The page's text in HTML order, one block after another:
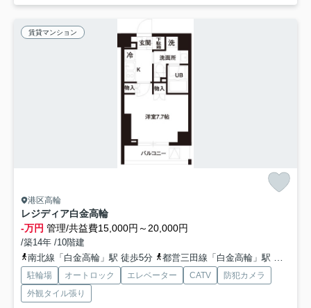
賃貸マンション
港区高輪
レジディア白金高輪
-万円 管理/共益費15,000円～20,000円
/築14年 /10階建
南北線「白金高輪」駅 徒歩5分
都営三田線「白金高輪」駅 徒歩5分
駐輪場 オートロック エレベーター CATV
防犯カメラ
外観タイル張り